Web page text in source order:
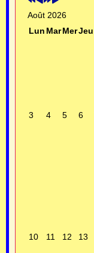
Août 2026
Lun MarMerJeu
3 4 5 6
10 11 12 13